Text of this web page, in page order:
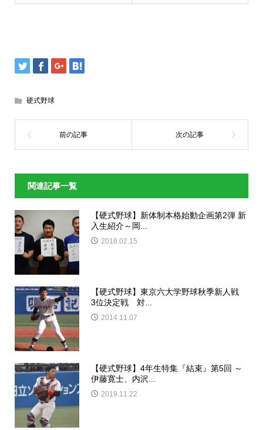
硬式野球
関連記事一覧
【硬式野球】新体制本格始動企画第2弾 新
入生紹介～岡...
2018.02.15
【硬式野球】東京六大学野球秋季新人戦
3位決定戦 対...
2014.11.07
【硬式野球】4年生特集『結束』第5回 ～
伊藤寛士、内沢...
2019.11.22